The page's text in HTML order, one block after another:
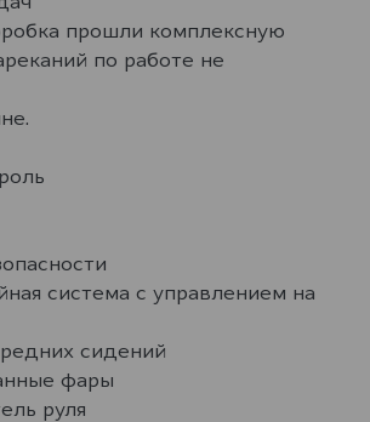
прошли комплексную
по работе не
система с управлением на
сидений
фары
руля